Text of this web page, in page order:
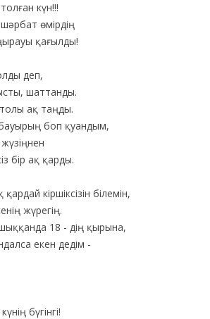
күн!!!
өмірдің
қағылды!
деп,
шаттанды.
ақ таңды.
боп қуандым,
бір ақ қарды.
кіршіксізін білемін,
жүрегің.
18 - дің қырына,
екен дедім -
бүгінгі!